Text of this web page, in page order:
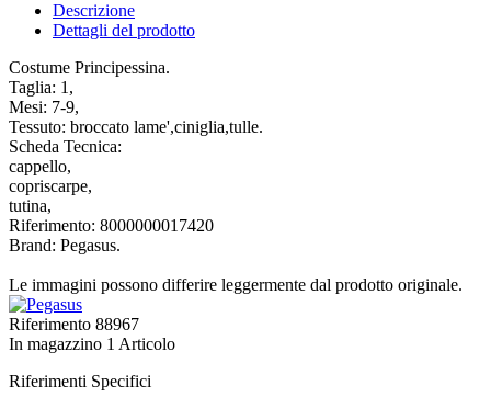
Descrizione
Dettagli del prodotto
Costume Principessina.
Taglia: 1,
Mesi: 7-9,
Tessuto: broccato lame',ciniglia,tulle.
Scheda Tecnica:
cappello,
copriscarpe,
tutina,
Riferimento: 8000000017420
Brand: Pegasus.
Le immagini possono differire leggermente dal prodotto originale.
Riferimento 88967
In magazzino 1 Articolo
Riferimenti Specifici